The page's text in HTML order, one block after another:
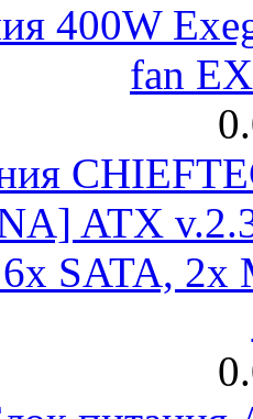
400W
fan
ATX
SATA, 2x